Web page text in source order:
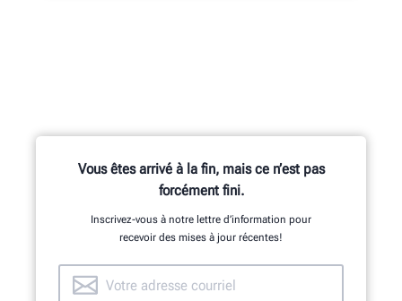
et développement composée
d’ingénieurs en mécanique, en
électricité et en logiciels.
Vous êtes arrivé à la fin, mais ce n’est pas
forcément fini.
Inscrivez-vous à notre lettre d’information pour
recevoir des mises à jour récentes!